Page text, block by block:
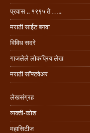
प्रवास .. १९९५ ते …..
मराठी साईट बनवा
विविध सदरे
गाजलेले लोकप्रिय लेख
मराठी सॉफ्टवेअर
लेखसंग्रह
व्यक्ती-कोश
महासिटीज